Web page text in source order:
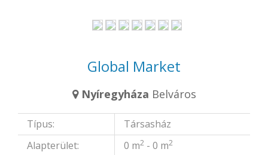
Global Market
Nyíregyháza Belváros
Típus:
Társasház
Alapterület:
0 m2- 0 m2